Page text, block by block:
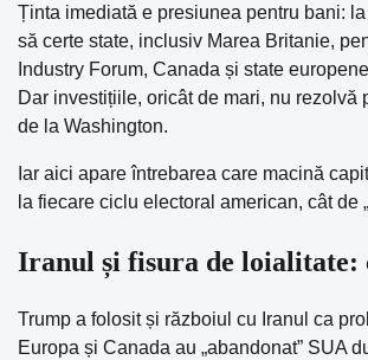
Ținta imediată e presiunea pentru bani:
să certe state, inclusiv Marea Britanie,
Industry Forum, Canada și state
Dar investițiile, oricât de mari, nu
de la Washington.
Iar aici apare întrebarea care macină
la fiecare ciclu electoral american, cât de
Iranul și fisura de loialitate:
Trump a folosit și războiul cu Iranul ca
Europa și Canada au „abandonat” SUA